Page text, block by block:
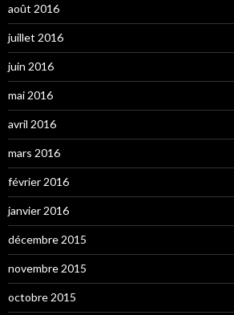
août 2016
juillet 2016
juin 2016
mai 2016
avril 2016
mars 2016
février 2016
janvier 2016
décembre 2015
novembre 2015
octobre 2015